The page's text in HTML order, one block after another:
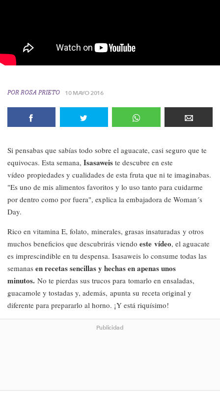
POR ROSA PRIETO 10 MAYO 2016
Si pensabas que sabías todo sobre el aguacate, casi seguro que te
equivocas. Esta semana, Isasaweis te descubre en este
vídeo propiedades y cualidades de esta fruta que ni te imaginabas.
"Es uno de mis alimentos favoritos y lo uso tanto para cuidarme
por dentro como por fuera", explica la embajadora de Woman´s
Day.
Rico en vitamina E, folato, minerales, grasas insaturadas y otros
muchos beneficios que descubrirás viendo este vídeo, el aguacate
es imprescindible en tu despensa. Isasaweis lo consume todas las
semanas en recetas sencillas y hechas en apenas unos
minutos. No te pierdas sus trucos para tomarlo en ensaladas,
guacamole y tostadas y, además, apunta su receta original y
diferente para prepararlo al horno. ¡Y está riquísimo!
Publicidad